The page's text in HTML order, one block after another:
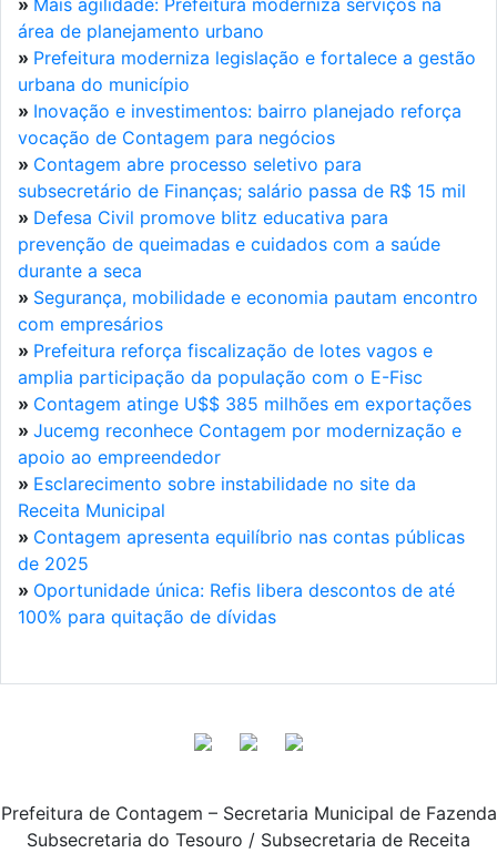
» Mais agilidade: Prefeitura moderniza serviços na
área de planejamento urbano
» Prefeitura moderniza legislação e fortalece a gestão
urbana do município
» Inovação e investimentos: bairro planejado reforça
vocação de Contagem para negócios
» Contagem abre processo seletivo para
subsecretário de Finanças; salário passa de R$ 15 mil
» Defesa Civil promove blitz educativa para
prevenção de queimadas e cuidados com a saúde
durante a seca
» Segurança, mobilidade e economia pautam encontro
com empresários
» Prefeitura reforça fiscalização de lotes vagos e
amplia participação da população com o E-Fisc
» Contagem atinge U$$ 385 milhões em exportações
» Jucemg reconhece Contagem por modernização e
apoio ao empreendedor
» Esclarecimento sobre instabilidade no site da
Receita Municipal
» Contagem apresenta equilíbrio nas contas públicas
de 2025
» Oportunidade única: Refis libera descontos de até
100% para quitação de dívidas
Prefeitura de Contagem – Secretaria Municipal de Fazenda
Subsecretaria do Tesouro / Subsecretaria de Receita